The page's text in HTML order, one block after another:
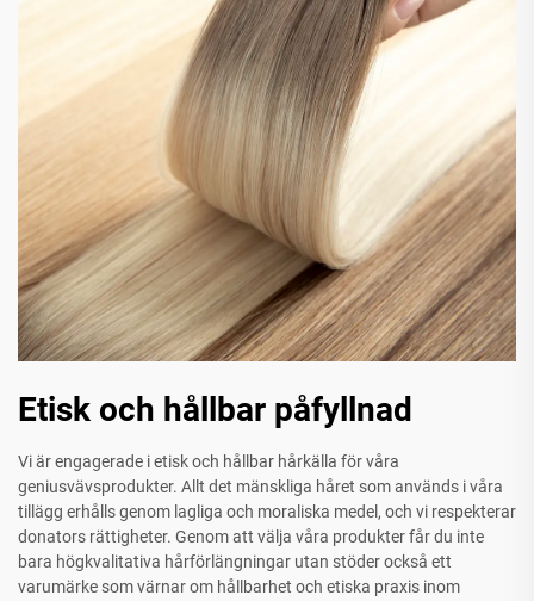
Etisk och hållbar påfyllnad
Vi är engagerade i etisk och hållbar hårkälla för våra
geniusvävsprodukter. Allt det mänskliga håret som används i våra
tillägg erhålls genom lagliga och moraliska medel, och vi respekterar
donators rättigheter. Genom att välja våra produkter får du inte
bara högkvalitativa hårförlängningar utan stöder också ett
varumärke som värnar om hållbarhet och etiska praxis inom